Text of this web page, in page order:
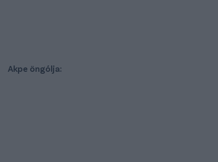
Akpe öngólja: